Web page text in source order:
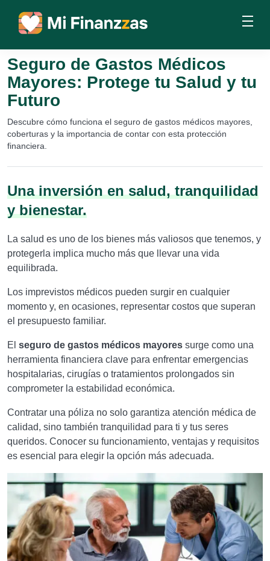
Seguro de Gastos Médicos
Mayores: Protege tu Salud y tu
Futuro
Descubre cómo funciona el seguro de gastos médicos mayores,
coberturas y la importancia de contar con esta protección
financiera.
Una inversión en salud, tranquilidad
y bienestar.
La salud es uno de los bienes más valiosos que tenemos, y
protegerla implica mucho más que llevar una vida
equilibrada.
Los imprevistos médicos pueden surgir en cualquier
momento y, en ocasiones, representar costos que superan
el presupuesto familiar.
El seguro de gastos médicos mayores surge como una
herramienta financiera clave para enfrentar emergencias
hospitalarias, cirugías o tratamientos prolongados sin
comprometer la estabilidad económica.
Contratar una póliza no solo garantiza atención médica de
calidad, sino también tranquilidad para ti y tus seres
queridos. Conocer su funcionamiento, ventajas y requisitos
es esencial para elegir la opción más adecuada.